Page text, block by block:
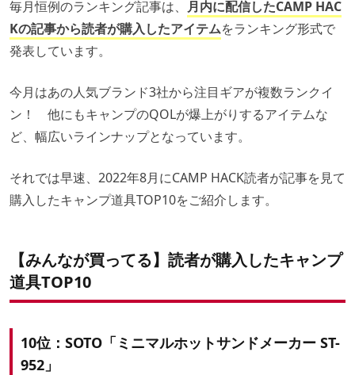
毎月恒例のランキング記事は、 月内に配信したCAMP HAC
Kの記事から読者が購入したアイテムをランキング形式で
発表しています。
今月はあの人気ブランド3社から注目ギアが複数ランクイ
ン！ 他にもキャンプのQOLが爆上がりするアイテムな
ど、幅広いラインナップとなっています。
それでは早速、2022年8月にCAMP HACK読者が記事を見て
購入したキャンプ道具TOP10をご紹介します。
【みんなが買ってる】読者が購入したキャンプ
道具TOP10
10位：SOTO「ミニマルホットサンドメーカー ST-
952」